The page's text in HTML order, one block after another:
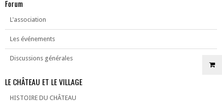
Forum
L'association
Les événements
Discussions générales
LE CHÂTEAU ET LE VILLAGE
HISTOIRE DU CHÂTEAU